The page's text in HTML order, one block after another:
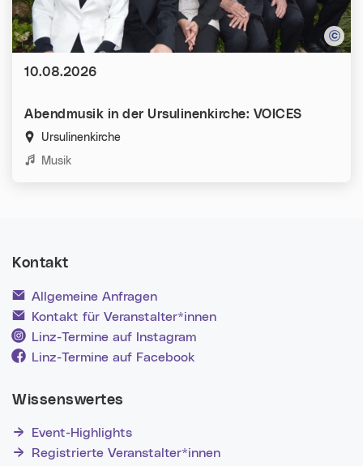
Abendmusik in der Ursulinenkirche: VOICES
Ursulinenkirche
Kategorien:
Musik
Datum:
10.08.2026
Kontakt
Allgemeine Anfragen
Kontakt für Veranstalter*innen
Linz-Termine auf Instagram
Linz-Termine auf Facebook
Wissenswertes
Event-Highlights
Registrierte Veranstalter*innen